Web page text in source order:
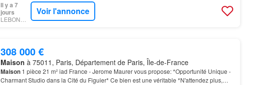
Il y a 7
jours
LEBONCOIN
Voir l'annonce
308 000 €
Maison à 75011, Paris, Département de Paris, Île-de-France
Maison1 pièce 21 m² iad France - Jerome Maurer vous propose: *Opportunité Unique -
Charmant Studio dans la Cité du Figuier* Ce bien est une véritable *N'attendez plus,